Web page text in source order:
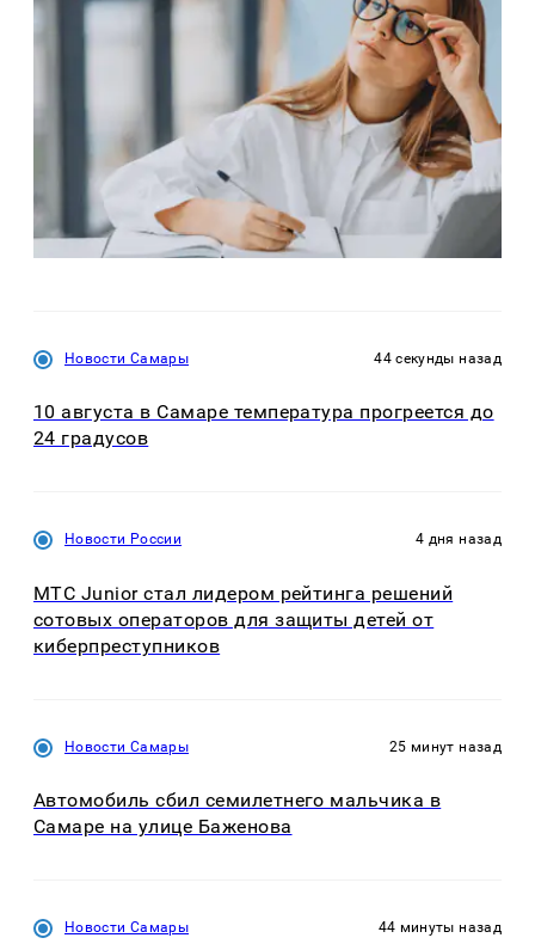
Новости Самары 44 секунды назад
10 августа в Самаре температура прогреется до
24 градусов
Новости России 4 дня назад
МТС Junior стал лидером рейтинга решений
сотовых операторов для защиты детей от
киберпреступников
Новости Самары 25 минут назад
Автомобиль сбил семилетнего мальчика в
Самаре на улице Баженова
Новости Самары 44 минуты назад